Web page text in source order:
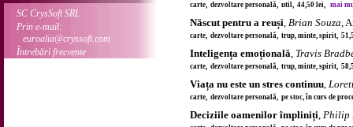
SC CrysSoft SRL
Prin e-mail:
euroalia@cryssoft.com
Întrebări frecvente
carte, dezvoltare personală, util, 44,50 lei, mai
Născut pentru a reuși, Brian Souza,
carte, dezvoltare personală, trup, minte, spirit,
Inteligența emoțională, Travis
carte, dezvoltare personală, trup, minte, spirit,
Viața nu este un stres continuu,
carte, dezvoltare personală, pe stoc, în curs de
Deciziile oamenilor împliniți, Philip